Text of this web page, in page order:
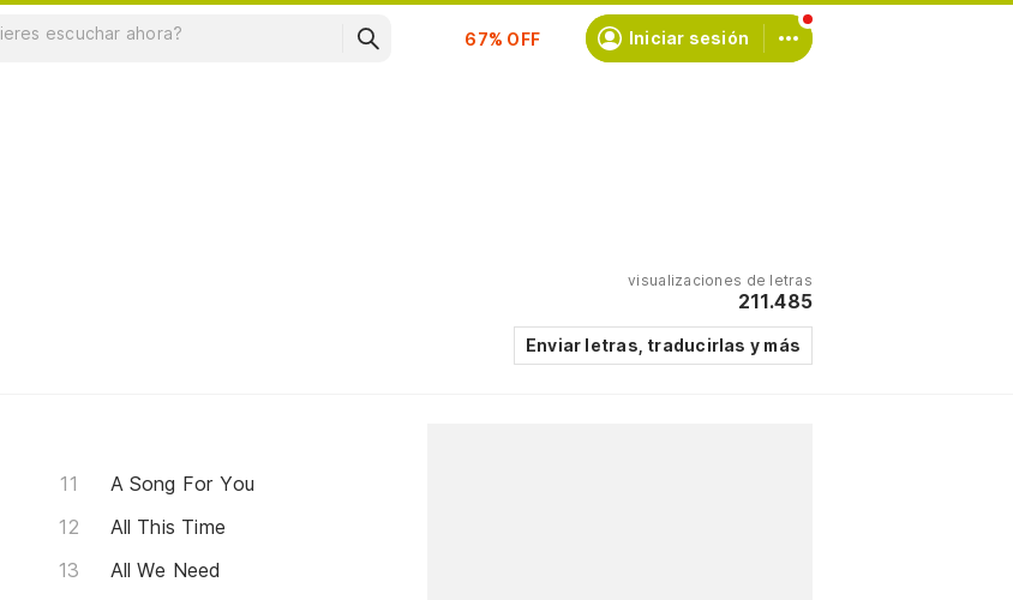
Suscríbete Iniciar sesión
visualizaciones de letras
211.485
Enviar letras, traducirlas y más
A Song For You
All This Time
All We Need